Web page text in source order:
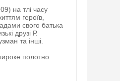
на тлі часу
героїв,
свого батька
друзі Р.
та інші.
полотно